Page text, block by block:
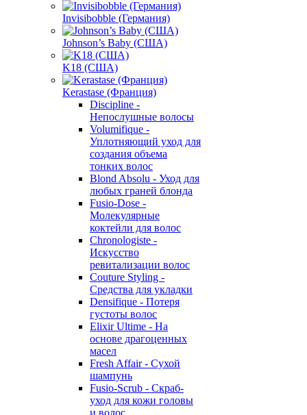
Invisibobble (Германия)
Johnson’s Baby (США)
K18 (США)
Kerastase (Франция)
Discipline -
Непослушные волосы
Volumifique -
Уплотняющий уход для
создания объема
тонких волос
Blond Absolu - Уход для
любых граней блонда
Fusio-Dose -
Молекулярные
коктейли для волос
Chronologiste -
Искусство
ревитализации волос
Couture Styling -
Средства для укладки
Densifique - Потеря
густоты волос
Elixir Ultime - На
основе драгоценных
масел
Fresh Affair - Сухой
шампунь
Fusio-Scrub - Скраб-
уход для кожи головы
и волос